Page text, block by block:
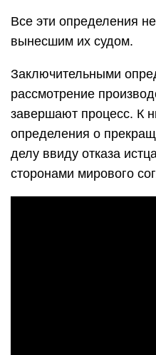
Все эти определения
вынесшим их судом.
Заключительными
рассмотрение
завершают процесс. К
определения о
делу ввиду отказа
сторонами мирового